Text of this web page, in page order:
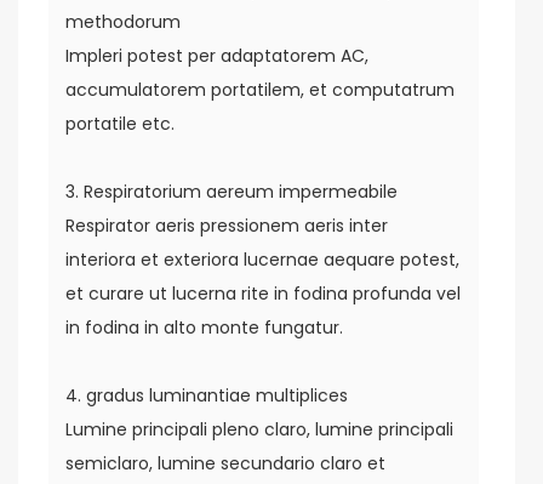
methodorum
Impleri potest per adaptatorem AC,
accumulatorem portatilem, et computatrum
portatile etc.
3. Respiratorium aereum impermeabile
Respirator aeris pressionem aeris inter
interiora et exteriora lucernae aequare potest,
et curare ut lucerna rite in fodina profunda vel
in fodina in alto monte fungatur.
4. gradus luminantiae multiplices
Lumine principali pleno claro, lumine principali
semiclaro, lumine secundario claro et